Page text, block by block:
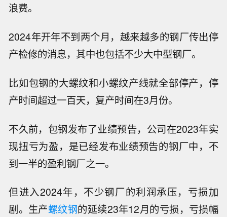
浪费。
2024年开年不到两个月，越来越多的钢厂传出停
产检修的消息，其中也包括不少大中型钢厂。
比如包钢的大螺纹和小螺纹产线就全部停产，停
产时间超过一百天，复产时间在3月份。
不久前，包钢发布了业绩预告，公司在2023年实
现扭亏为盈，是已经发布业绩预告的钢厂中，不
到一半的盈利钢厂之一。
但进入2024年，不少钢厂的利润承压，亏损加
剧。生产螺纹钢的延续23年12月的亏损，亏损幅